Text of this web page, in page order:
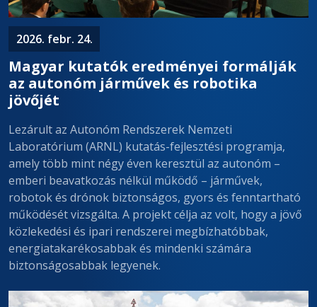
2026. febr. 24.
Magyar kutatók eredményei formálják
az autonóm járművek és robotika
jövőjét
Lezárult az Autonóm Rendszerek Nemzeti
Laboratórium (ARNL) kutatás-fejlesztési programja,
amely több mint négy éven keresztül az autonóm –
emberi beavatkozás nélkül működő – járművek,
robotok és drónok biztonságos, gyors és fenntartható
működését vizsgálta. A projekt célja az volt, hogy a jövő
közlekedési és ipari rendszerei megbízhatóbbak,
energiatakarékosabbak és mindenki számára
biztonságosabbak legyenek.